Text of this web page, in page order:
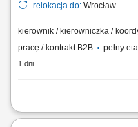
relokacja do: Wrocław
kierownik / kierowniczka /
pracę / kontrakt B2B
pełny
1 dni
Zadania: Nadzór techniczny